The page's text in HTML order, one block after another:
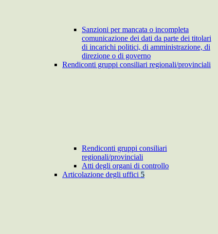
Sanzioni per mancata o incompleta
comunicazione dei dati da parte dei titolari
di incarichi politici, di amministrazione, di
direzione o di governo
Rendiconti gruppi consiliari regionali/provinciali
Rendiconti gruppi consiliari
regionali/provinciali
Atti degli organi di controllo
Articolazione degli uffici 5